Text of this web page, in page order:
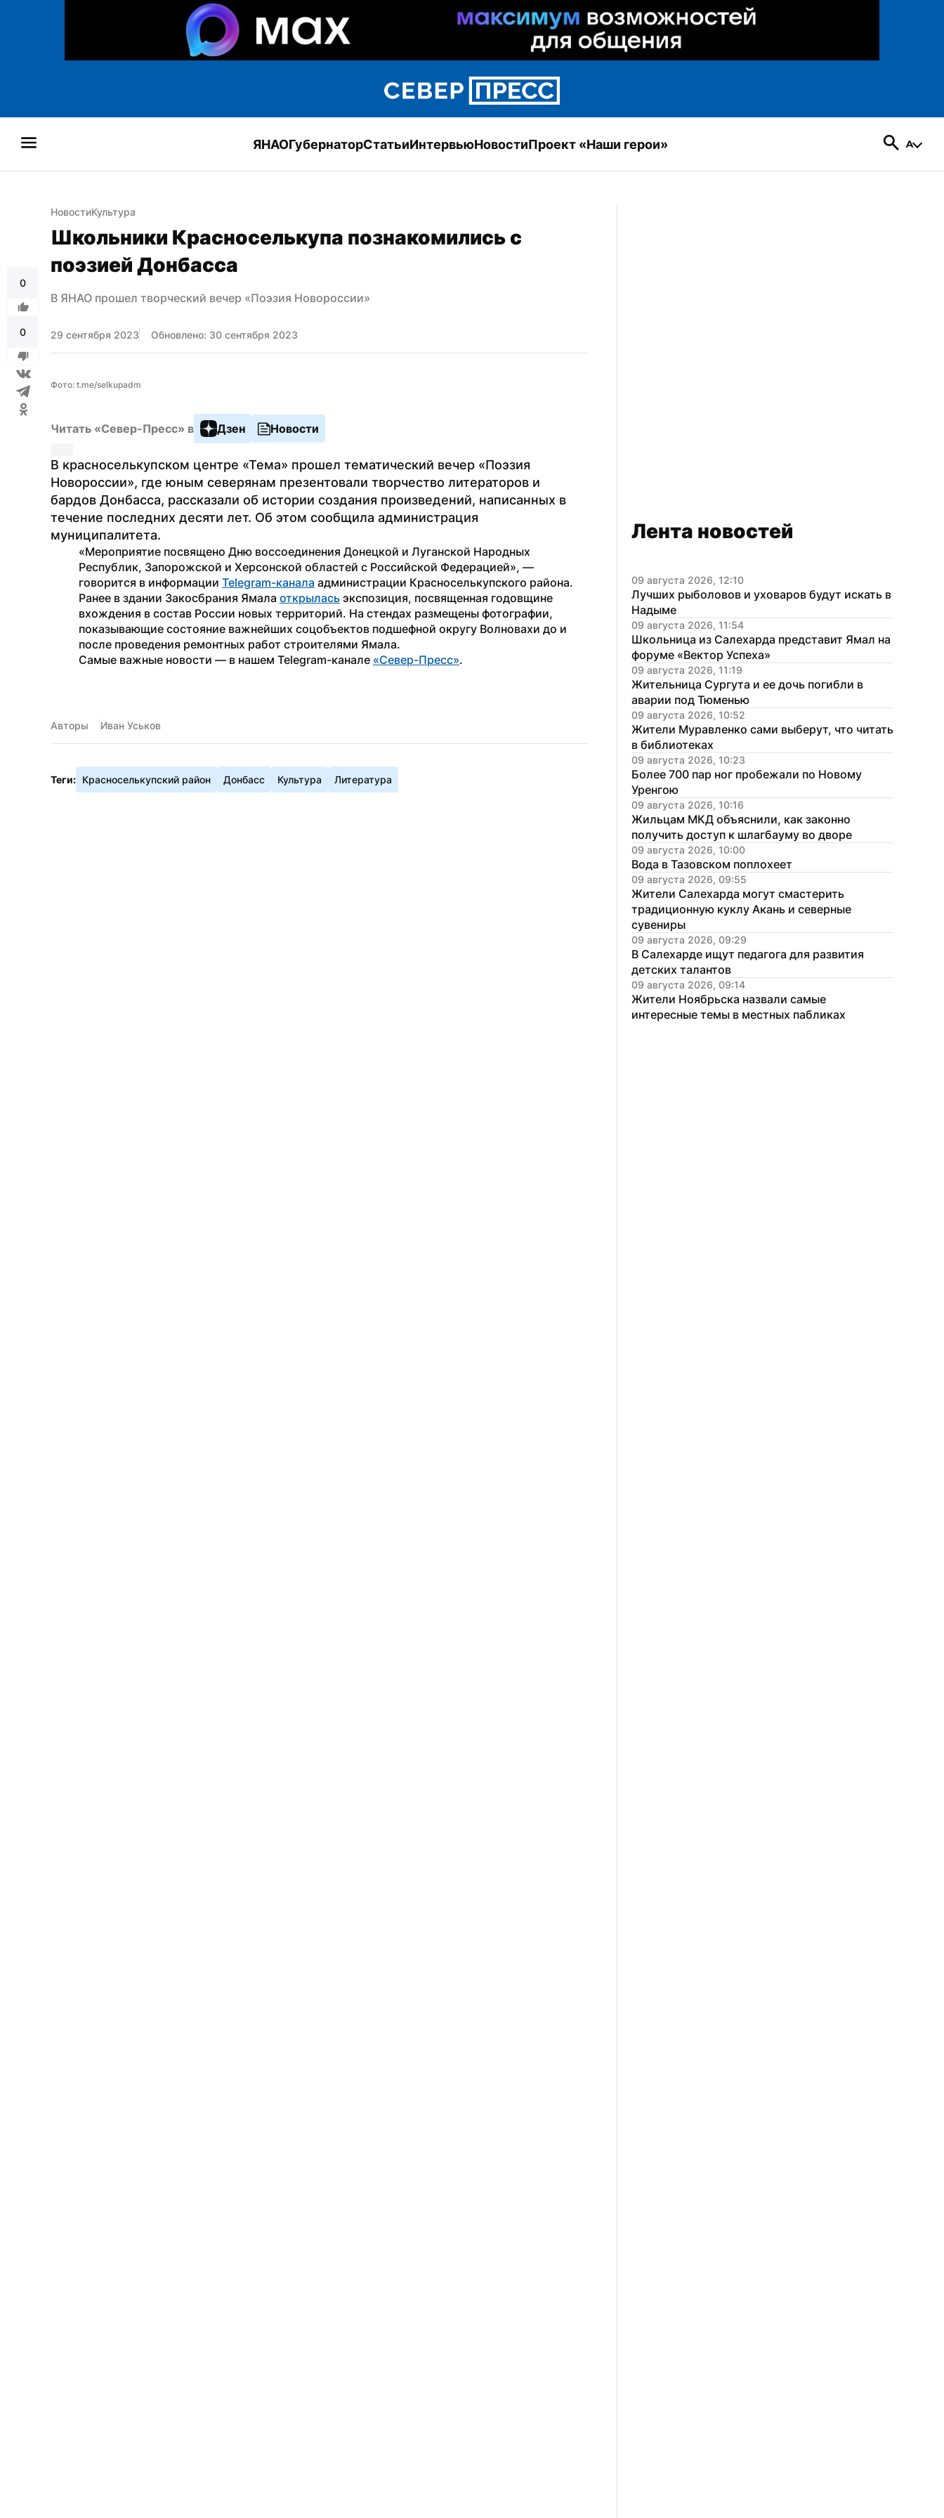
ЯНАОГубернаторСтатьиИнтервьюНовостиПроект «Наши герои»
0
0
НовостиКультура
Школьники Красноселькупа познакомились с
поэзией Донбасса
В ЯНАО прошел творческий вечер «Поэзия Новороссии»
29 сентября 2023 Обновлено: 30 сентября 2023
Фото: t.me/selkupadm
Читать «Север-Пресс» в Дзен Новости
В красноселькупском центре «Тема» прошел тематический вечер «Поэзия
Новороссии», где юным северянам презентовали творчество литераторов и
бардов Донбасса, рассказали об истории создания произведений, написанных в
течение последних десяти лет. Об этом сообщила администрация
муниципалитета.
«Мероприятие посвящено Дню воссоединения Донецкой и Луганской Народных
Республик, Запорожской и Херсонской областей с Российской Федерацией», —
говорится в информации Telegram-канала администрации Красноселькупского района.
Ранее в здании Закосбрания Ямала открылась экспозиция, посвященная годовщине
вхождения в состав России новых территорий. На стендах размещены фотографии,
показывающие состояние важнейших соцобъектов подшефной округу Волновахи до и
после проведения ремонтных работ строителями Ямала.
Самые важные новости — в нашем Telegram-канале «Север-Пресс».
Авторы Иван Уськов
Теги: Красноселькупский район Донбасс Культура Литература
Лента новостей
09 августа 2026, 12:10
Лучших рыболовов и уховаров будут искать в
Надыме
09 августа 2026, 11:54
Школьница из Салехарда представит Ямал на
форуме «Вектор Успеха»
09 августа 2026, 11:19
Жительница Сургута и ее дочь погибли в
аварии под Тюменью
09 августа 2026, 10:52
Жители Муравленко сами выберут, что читать
в библиотеках
09 августа 2026, 10:23
Более 700 пар ног пробежали по Новому
Уренгою
09 августа 2026, 10:16
Жильцам МКД объяснили, как законно
получить доступ к шлагбауму во дворе
09 августа 2026, 10:00
Вода в Тазовском поплохеет
09 августа 2026, 09:55
Жители Салехарда могут смастерить
традиционную куклу Акань и северные
сувениры
09 августа 2026, 09:29
В Салехарде ищут педагога для развития
детских талантов
09 августа 2026, 09:14
Жители Ноябрьска назвали самые
интересные темы в местных пабликах